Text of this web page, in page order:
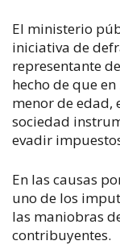
El ministerio
iniciativa de
representante
hecho de que
menor de edad,
sociedad
evadir
En las causas
uno de los
las maniobras
contribuyentes.